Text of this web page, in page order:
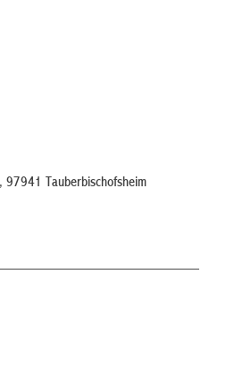
97941 Tauberbischofsheim